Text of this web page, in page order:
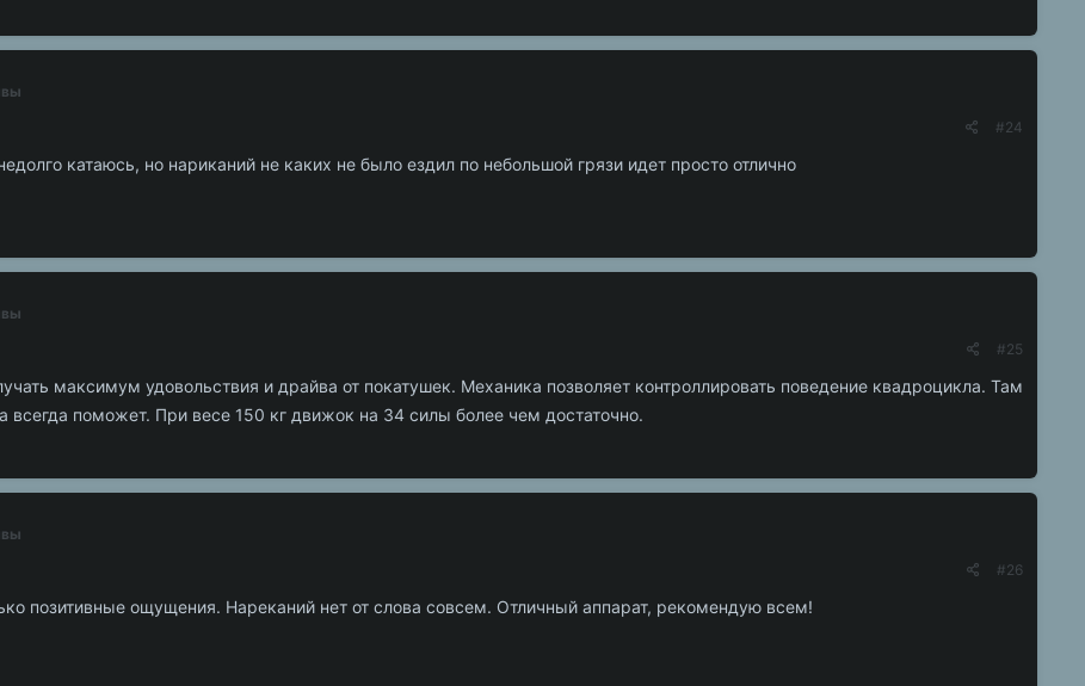
#24
катаюсь, но нариканий не каких не было ездил по небольшой грязи идет просто отлично
#25
максимум удовольствия и драйва от покатушек. Механика позволяет контроллировать поведение квадроцикла. Там
всегда поможет. При весе 150 кг движок на 34 силы более чем достаточно.
#26
позитивные ощущения. Нареканий нет от слова совсем. Отличный аппарат, рекомендую всем!